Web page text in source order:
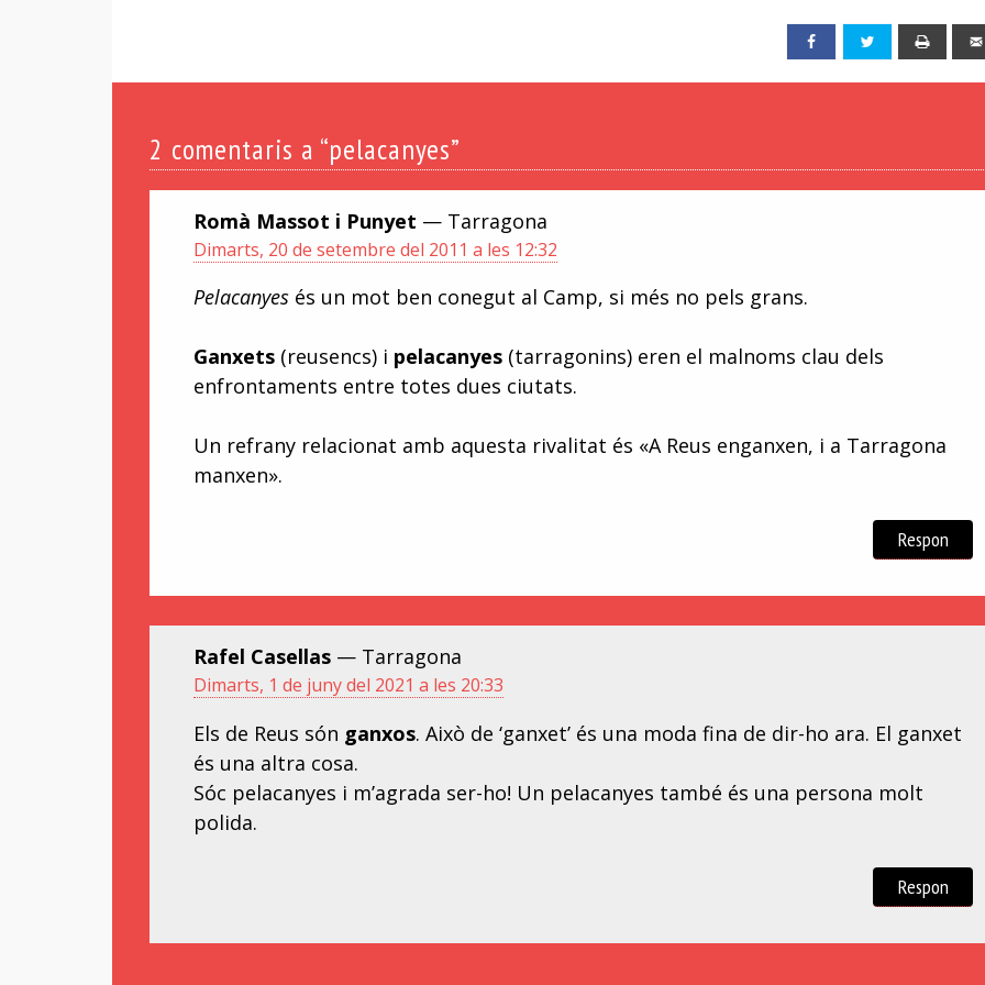
Facebook Twitter
2 comentaris a “pelacanyes”
Romà Massot i Punyet — Tarragona
Dimarts, 20 de setembre del 2011 a les 12:32
Pelacanyes és un mot ben conegut al Camp, si més no pels grans.
Ganxets (reusencs) i pelacanyes (tarragonins) eren el malnoms clau dels
enfrontaments entre totes dues ciutats.
Un refrany relacionat amb aquesta rivalitat és «A Reus enganxen, i a Tarragona
manxen».
Respon
Rafel Casellas — Tarragona
Dimarts, 1 de juny del 2021 a les 20:33
Els de Reus són ganxos. Això de ‘ganxet’ és una moda fina de dir-ho ara. El ganxet
és una altra cosa.
Sóc pelacanyes i m’agrada ser-ho! Un pelacanyes també és una persona molt
polida.
Respon